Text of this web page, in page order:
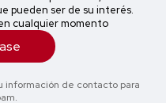
pueden ser de su interés.
cualquier momento
información de contacto para